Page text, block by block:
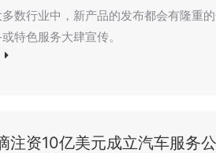
数行业中，新产品的发布都会有隆重
特色服务大肆宣传。
注资10亿美元成立汽车服务